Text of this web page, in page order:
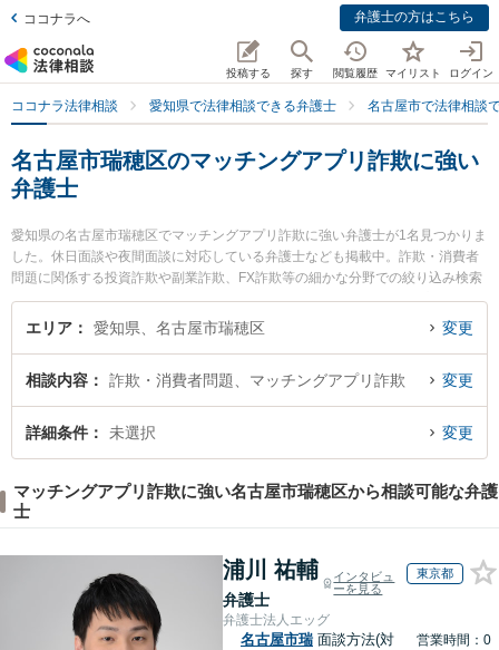
ココナラへ 弁護士の方はこちら
投稿する 探す 閲覧履歴 マイリスト ログイン
ココナラ法律相談 愛知県で法律相談できる弁護士 名古屋市で法律相談
名古屋市瑞穂区のマッチングアプリ詐欺に強い
弁護士
愛知県の名古屋市瑞穂区でマッチングアプリ詐欺に強い弁護士が1名見つかりま
した。休日面談や夜間面談に対応している弁護士なども掲載中。詐欺・消費者
問題に関係する投資詐欺や副業詐欺、FX詐欺等の細かな分野での絞り込み検索
もでき便利です。特に名古屋みずほ法律事務所の田本 伸雄弁護士のプロフィー
ル情報や弁護士費用、強みなどが注目されています。『名古屋市瑞穂区で土日
索したい』『初回相談無料でマッチングアプリ詐欺を法律相談できる名古屋市
瑞穂区内の弁護士に相談予約したい』などでお困りの相談者さんにおすすめで
す。
エリア 愛知県、名古屋市瑞穂区 変更
相談内容 詐欺・消費者問題、マッチングアプリ詐欺 変更
詳細条件 未選択 変更
マッチングアプリ詐欺に強い名古屋市瑞穂区から相談可能な弁護
士
浦川 祐輔
弁護士
インタビュ
ーを見る
東京都
弁護士法人エッグ
名古屋市瑞 面談方法(対
営業時間：0